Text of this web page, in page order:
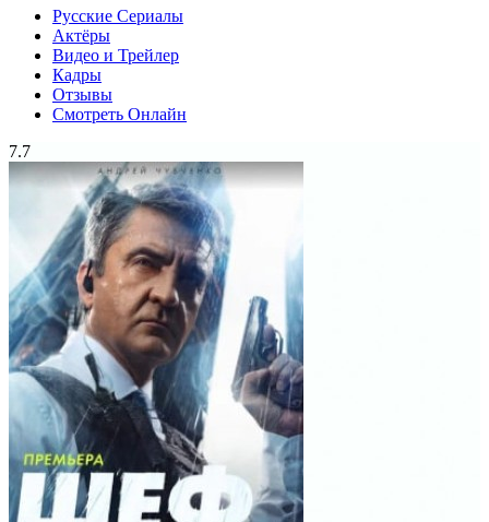
Русские Сериалы
Актёры
Видео и Трейлер
Кадры
Отзывы
Смотреть Онлайн
7.7